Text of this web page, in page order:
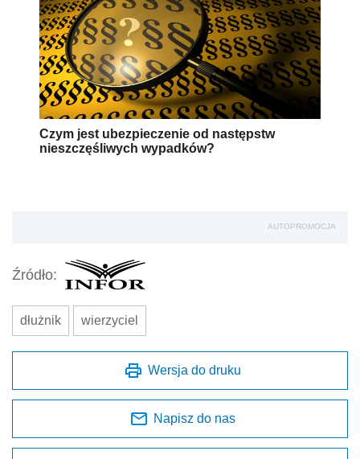
Czym jest ubezpieczenie od następstw
nieszczęśliwych wypadków?
AUTOPROMOCJA
Źródło:
dłużnik wierzyciel
Wersja do druku
Napisz do nas